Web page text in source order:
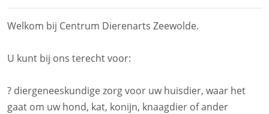
Welkom bij Centrum Dierenarts Zeewolde.
U kunt bij ons terecht voor:
? diergeneeskundige zorg voor uw huisdier, waar het
gaat om uw hond, kat, konijn, knaagdier of ander